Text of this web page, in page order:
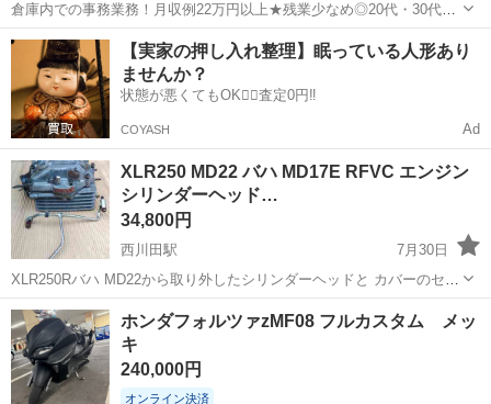
倉庫内での事務業務！月収例22万円以上★残業少なめ◎20代・30代・
40代の男女活躍中！空調完備で快適作業★食堂利用可◎マイカー通勤
OK◎無料駐車場完備！《茨城県常陸大宮市》 人気の工場のお仕事 ◇
電子部品製造倉庫内の事務...
茨城 常陸大宮市 静駅 その他
【実家の押し入れ整理】眠っている人形あり
ませんか？
状態が悪くてもOK🙆‍♀️査定0円‼️
COYASH Ad
XLR250 MD22 バハ MD17E RFVC エンジン
シリンダーヘッド…
34,800円
西川田駅
7月30日
XLR250Rバハ MD22から取り外したシリンダーヘッドと カバーのセッ
トです。パイプ・ボルト類は、おまけです。 破損はありませんが、外
観の小傷や錆があります。 内部の状態は良好です。 ストックやレスト
ア用、O/H...
栃木 宇都宮市 西川田駅
ホンダフォルツァzMF08 フルカスタム メッ
キ
240,000円
オンライン決済